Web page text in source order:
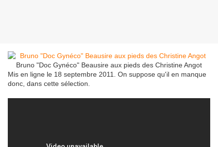
Bruno "Doc Gynéco" Beausire aux pieds des Christine Angot
Mis en ligne le 18 septembre 2011. On suppose qu'il en manque
donc, dans cette sélection.